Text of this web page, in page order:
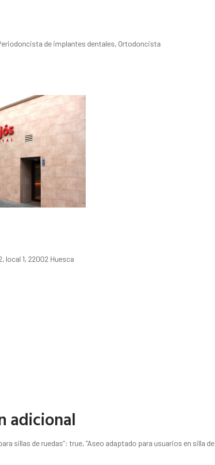
de implantes dentales, Ortodoncista
local 1, 22002 Huesca
adicional
sillas de ruedas”: true, “Aseo adaptado para usuarios en silla de